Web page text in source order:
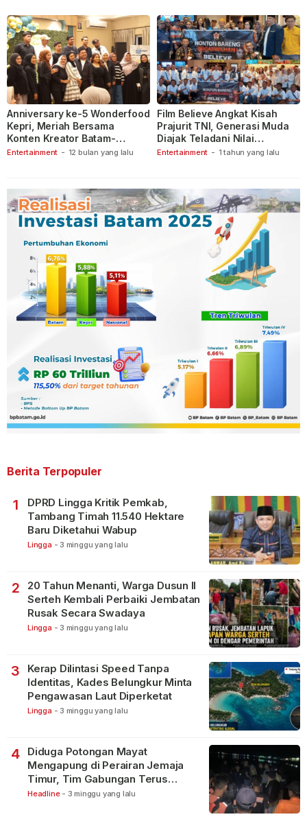
Entertainment - 12 bulan yang lalu
Anniversary ke-5 Wonderfood
Kepri, Meriah Bersama
Konten Kreator Batam-
Tanjungpinang
Entertainment - 1 tahun yang lalu
Film Believe Angkat Kisah
Prajurit TNI, Generasi Muda
Diajak Teladani Nilai
Keberanian
Berita Terpopuler
1
DPRD Lingga Kritik Pemkab,
Tambang Timah 11.540 Hektare
Baru Diketahui Wabup
Lingga - 3 minggu yang lalu
2
20 Tahun Menanti, Warga Dusun II
Serteh Kembali Perbaiki Jembatan
Rusak Secara Swadaya
Lingga - 3 minggu yang lalu
3
Kerap Dilintasi Speed Tanpa
Identitas, Kades Belungkur Minta
Pengawasan Laut Diperketat
Lingga - 3 minggu yang lalu
4
Diduga Potongan Mayat
Mengapung di Perairan Jemaja
Timur, Tim Gabungan Terus
Lakukan Pencarian
Headline - 3 minggu yang lalu